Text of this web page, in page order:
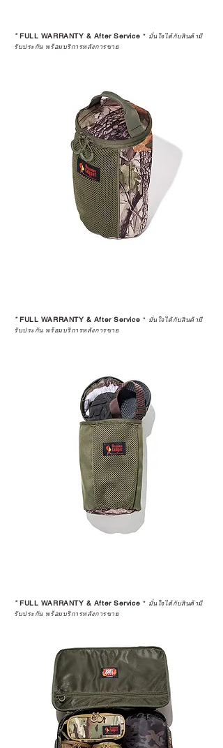
*FULL WARRANTY & After Service * มั่นใจได้กับสินค้ามี
รับประกัน พร้อมบริการหลังการขาย
*FULL WARRANTY & After Service * มั่นใจได้กับสินค้ามี
รับประกัน พร้อมบริการหลังการขาย
*FULL WARRANTY & After Service * มั่นใจได้กับสินค้ามี
รับประกัน พร้อมบริการหลังการขาย